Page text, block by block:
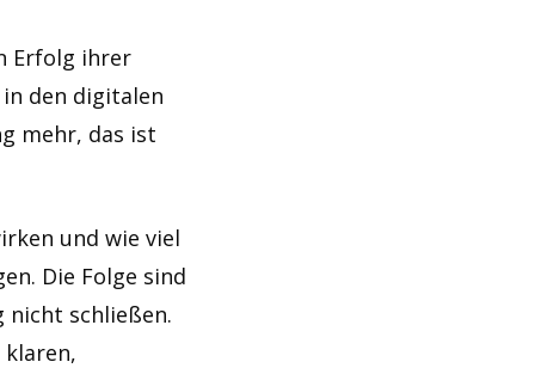
Erfolg ihrer
den digitalen
mehr, das ist
und wie viel
Die Folge sind
nicht schließen.